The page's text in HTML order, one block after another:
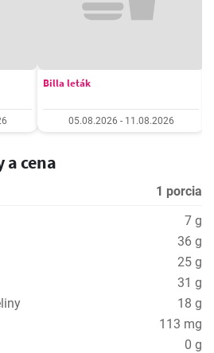
Billa leták
05.08.2026 - 11.08.2026
cena
1 porcia
7 g
36 g
25 g
31 g
18 g
113 mg
0 g